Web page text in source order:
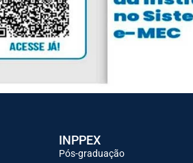
INPPEX
Pós-graduação